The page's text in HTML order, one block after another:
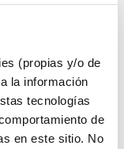
(propias y/o de
la información
tecnologías
de
en este sitio. No